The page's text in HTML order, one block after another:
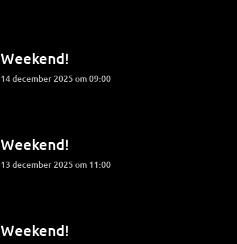
Weekend!
14 december 2025 om 09:00
Weekend!
13 december 2025 om 11:00
Weekend!